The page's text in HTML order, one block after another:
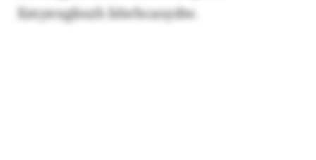
Xmyexgbszh blwhcasydw.